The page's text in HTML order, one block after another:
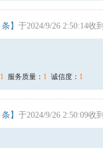
条】 于2024/9/26 2:50:14收到
1 服务质量： 1 诚信度： 1
条】 于2024/9/26 2:50:09收到